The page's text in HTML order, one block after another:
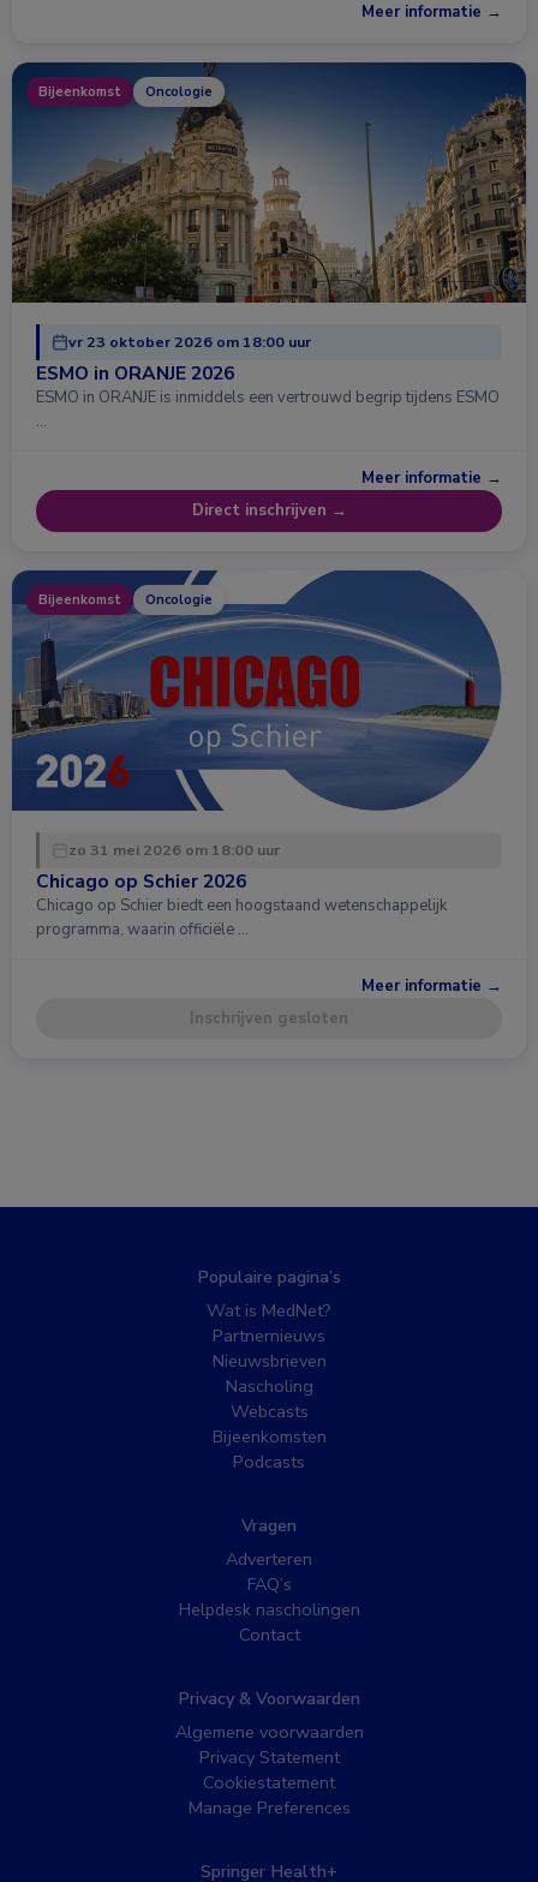
Meer informatie →
Bijeenkomst Oncologie
vr 23 oktober 2026 om 18:00 uur
ESMO in ORANJE 2026
ESMO in ORANJE is inmiddels een vertrouwd begrip tijdens ESMO
…
Meer informatie →
Direct inschrijven →
Bijeenkomst Oncologie
zo 31 mei 2026 om 18:00 uur
Chicago op Schier 2026
Chicago op Schier biedt een hoogstaand wetenschappelijk
programma, waarin officiële …
Meer informatie →
Inschrijven gesloten
Populaire pagina’s
Wat is MedNet?
Partnernieuws
Nieuwsbrieven
Nascholing
Webcasts
Bijeenkomsten
Podcasts
Vragen
Adverteren
FAQ’s
Helpdesk nascholingen
Contact
Privacy & Voorwaarden
Algemene voorwaarden
Privacy Statement
Cookiestatement
Manage Preferences
Springer Health+